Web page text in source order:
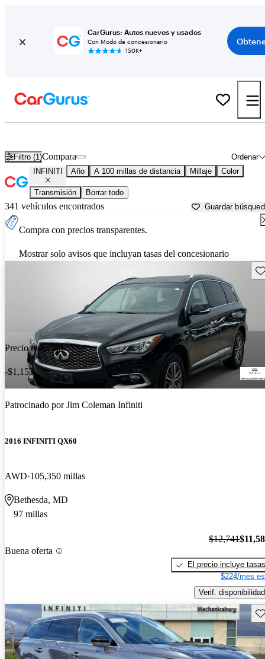
CarGurus: Autos nuevos y usados
Con Modo de concesionario
150K+
Filtro (1) Ordenar
Compara
INFINITI Año A 100 millas de distancia Millaje Color
Transmisión Borrar todo
341 vehículos encontrados Guardar
Compra con precios transparentes.
Mostrar solo avisos que incluyan tasas del concesionario
Precio reducido
-$1,155
Patrocinado porJim Coleman Infiniti
2016 INFINITI QX60
AWD 105,350 millas
Bethesda, MD
97 millas
Buena oferta
$12,741
El precio incluye tasas
$224/mes
Verif. disponibilidad